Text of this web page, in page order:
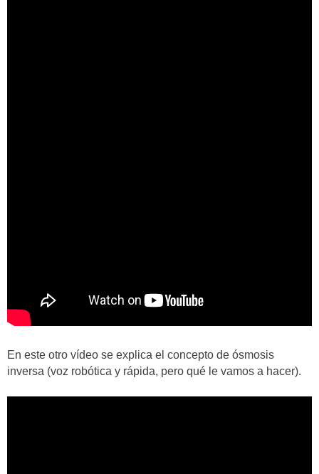
En este otro vídeo se explica el concepto de ósmosis
inversa (voz robótica y rápida, pero qué le vamos a hacer).